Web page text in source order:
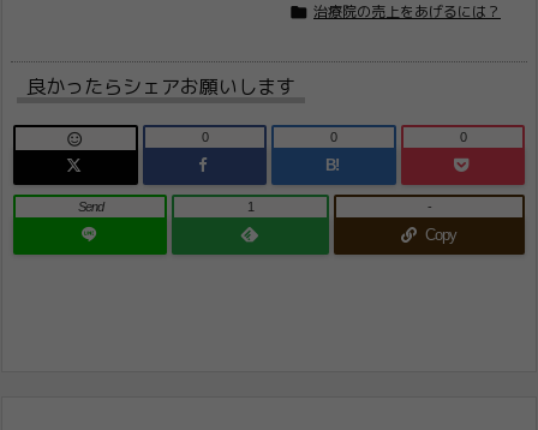
 治療院の売上をあげるには？
良かったらシェアお願いします
 0
B!
0 0
Send 1
Copy
-